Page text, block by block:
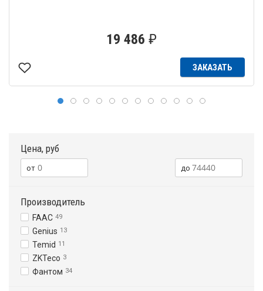
19 486 ₽
ЗАКАЗАТЬ
Цена, руб
Производитель
FAAC 49
Genius 13
Temid 11
ZKTeco 3
Фантом 34